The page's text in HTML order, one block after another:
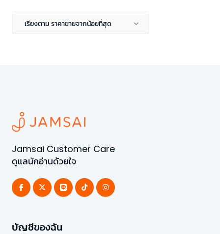
เรียงตาม ราคาขายจากน้อยที่สุด
Jamsai Customer Care
ดูแลนักอ่านด้วยใจ
บัญชีของฉัน